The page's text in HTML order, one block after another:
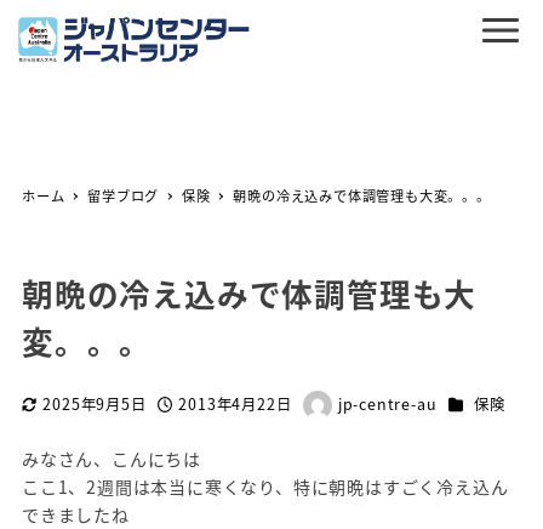
ホーム 留学ブログ 保険 朝晩の冷え込みで体調管理も大変。。。
朝晩の冷え込みで体調管理も大
変。。。
更新日2025年9月5日 投稿日2013年4月22日
著
jp-centre-au カテゴリー
保険
みなさん、こんにちは
ここ1、2週間は本当に寒くなり、特に朝晩はすごく冷え込ん
できましたね